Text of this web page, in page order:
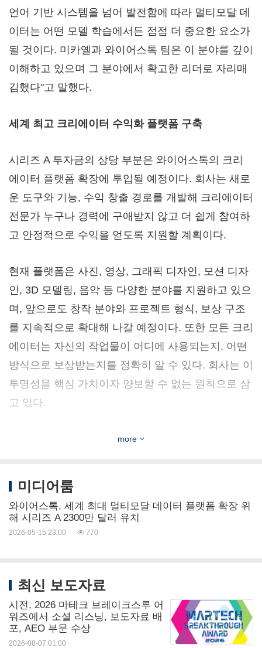
언어 기반 시스템을 넘어 발전함에 따라 멀티모달 데
이터는 어떤 모델 학습에서든 점점 더 중요한 요소가
될 것이다. 미카옐과 와이어스톡 팀은 이 분야를 깊이
이해하고 있으며 그 분야에서 확고한 리더로 자리매
김했다"고 말했다.
세계 최고 크리에이터 수익화 플랫폼 구축
시리즈 A 투자금의 상당 부분은 와이어스톡의 크리
에이터 플랫폼 확장에 투입될 예정이다. 회사는 새로
운 도구와 기능, 수익 창출 경로를 개발해 크리에이터
전문가 누구나 경력에 구애받지 않고 더 쉽게 참여하
고 안정적으로 수익을 얻도록 지원할 계획이다.
현재 플랫폼은 사진, 영상, 그래픽 디자인, 모션 디자
인, 3D 모델링, 음악 등 다양한 분야를 지원하고 있으
며, 앞으로도 창작 분야와 프로젝트 형식, 보상 구조
를 지속적으로 확대해 나갈 예정이다. 또한 모든 크리
에이터는 자신의 작업물이 어디에 사용되는지, 어떤
방식으로 보상받는지를 정확히 알 수 있다. 회사는 이
투명성을 핵심 가치이자 양보할 수 없는 원칙으로 삼
고 있다.
을 수익화할 수 있도록 지원하는 동시에, 윤리적으로
수집된 고품질 멀티모달 학습 데이터를 통해 최첨단
AI 발전을 지원하는 세계 최대 플랫폼이다. 전 세계
첨단 AI 개발의 교차점에서 사업을 전개하고 있다. 본
사는 미국 캘리포니아주 샌프란시스코에 위치해 있
다. 자세한 사항은 wirestock.io 에서 확인할 수 있다.
more
미디어룸
와이어스톡, 세계 최대 멀티모달 데이터 플랫폼 확장 위
해 시리즈 A 2300만 달러 유치
2026-05-15 23:00 770
최신 보도자료
시전, 2026 마테크 브레이크스루 어
워즈에서 소셜 리스닝, 보도자료 배
포, AEO 부문 수상
2026-08-07 01:00